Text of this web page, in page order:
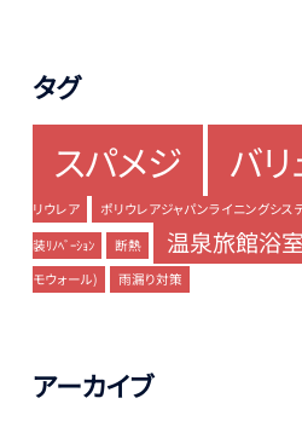
タグ
スパメジ バ
リウレア ポリウレアジャパンライニングシス
装ﾘﾉﾍﾞｰｼｮﾝ
断熱 温泉旅館浴
モウォール)
雨漏り対策
アーカイブ